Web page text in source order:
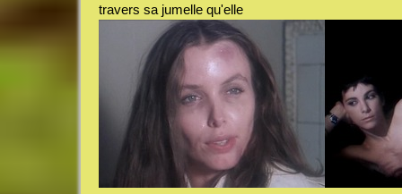
travers sa jumelle qu'elle